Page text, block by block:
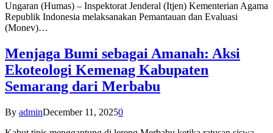
Ungaran (Humas) – Inspektorat Jenderal (Itjen) Kementerian Agama
Republik Indonesia melaksanakan Pemantauan dan Evaluasi
(Monev)…
Menjaga Bumi sebagai Amanah: Aksi
Ekoteologi Kemenag Kabupaten
Semarang dari Merbabu
By adminDecember 11, 20250